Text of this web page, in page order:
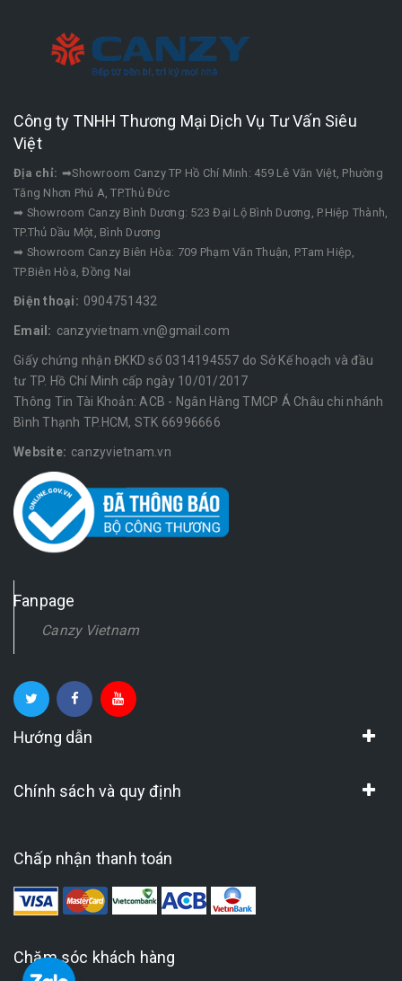
Công ty TNHH Thương Mại Dịch Vụ Tư Vấn Siêu
Việt
Địa chỉ: ➡Showroom Canzy TP Hồ Chí Minh: 459 Lê Văn Việt, Phường
Tăng Nhơn Phú A, TP.Thủ Đức
➡ Showroom Canzy Bình Dương: 523 Đại Lộ Bình Dương, P.Hiệp Thành,
TP.Thủ Dầu Một, Bình Dương
➡ Showroom Canzy Biên Hòa: 709 Phạm Văn Thuận, P.Tam Hiệp,
TP.Biên Hòa, Đồng Nai
Điện thoại: 0904751432
Email: canzyvietnam.vn@gmail.com
Giấy chứng nhận ĐKKD số 0314194557 do Sở Kế hoạch và đầu
tư TP. Hồ Chí Minh cấp ngày 10/01/2017
Thông Tin Tài Khoản: ACB - Ngân Hàng TMCP Á Châu chi nhánh
Bình Thạnh TP.HCM, STK 66996666
Website: canzyvietnam.vn
Fanpage
Canzy Vietnam
Hướng dẫn
Chính sách và quy định
Chấp nhận thanh toán
Chăm sóc khách hàng